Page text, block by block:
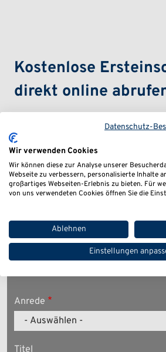
Kostenlose
direkt online
Informieren Sie sich schnell,
Geben Sie zur Erstellung Ihres
Name, E-Mail-Adresse und
melden uns umgehend per Mail
Registrierung werden alle weiteren
durchgeführt.
Anrede
Datenschutz-
Wir verwenden Cookies
Wir können diese zur Analyse unserer
Webseite zu verbessern, personalisierte Inhalte
großartiges Webseiten-Erlebnis zu bieten. Für
von uns verwendeten Cookies öffnen Sie die
Ablehnen
Einstellungen